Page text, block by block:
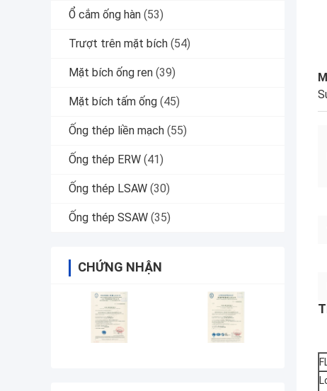
Ổ cắm ống hàn (53)
Trượt trên mặt bích (54)
Mặt bích ống ren (39)
Mặt bích tấm ống (45)
Ống thép liền mạch (55)
Ống thép ERW (41)
Ống thép LSAW (30)
Ống thép SSAW (35)
CHỨNG NHẬN